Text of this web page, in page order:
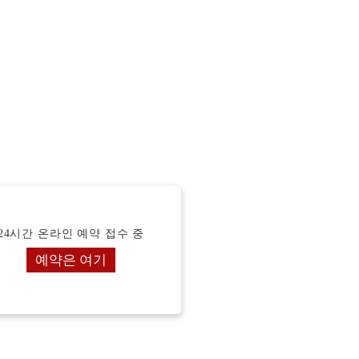
시간 온라인 예약 접수 중
예약은 여기